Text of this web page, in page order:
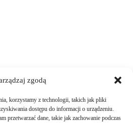
zgodą
korzystamy z technologii, takich jak pliki
dostępu do informacji o urządzeniu.
przetwarzać dane, takie jak zachowanie podczas
ZAKUPY